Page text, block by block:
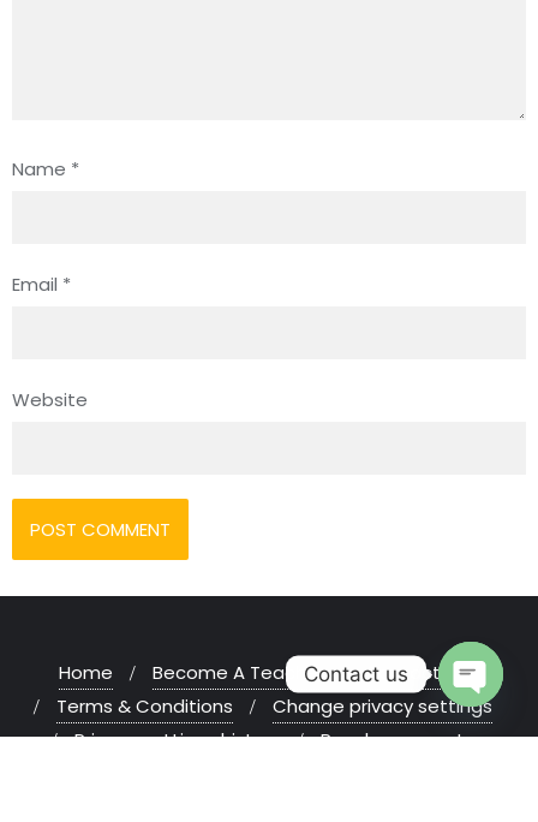
Name *
Email *
Website
Home Become A Teacher
Contact Us
Terms & Conditions
Change privacy settings
Privacy settings history
Revoke consents
Contact us
Open chaty